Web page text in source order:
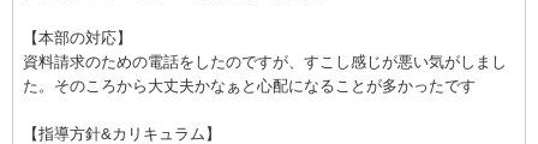
【本部の対応】
資料請求のための電話をしたのですが、すこし感じが悪い気がしまし
た。そのころから大丈夫かなぁと心配になることが多かったです
【指導方針&カリキュラム】